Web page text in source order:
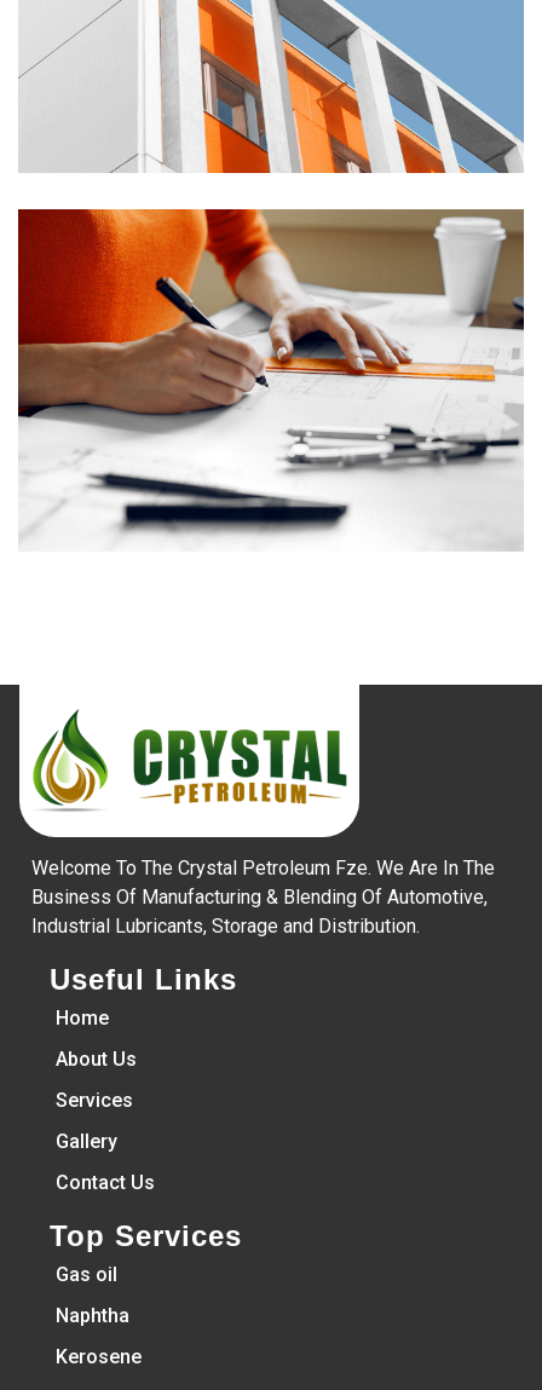
Welcome To The Crystal Petroleum Fze. We Are In The
Business Of Manufacturing & Blending Of Automotive,
Industrial Lubricants, Storage and Distribution.
Useful Links
Home
About Us
Services
Gallery
Contact Us
Top Services
Gas oil
Naphtha
Kerosene